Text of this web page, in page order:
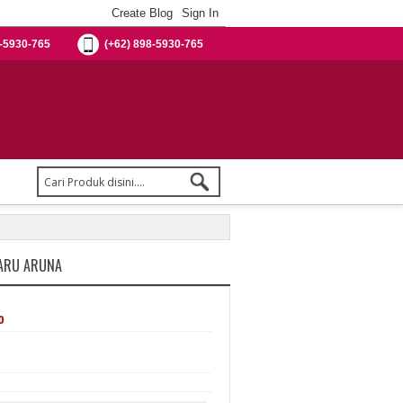
(+62) 898-5930-765
5930-765
ARUNA